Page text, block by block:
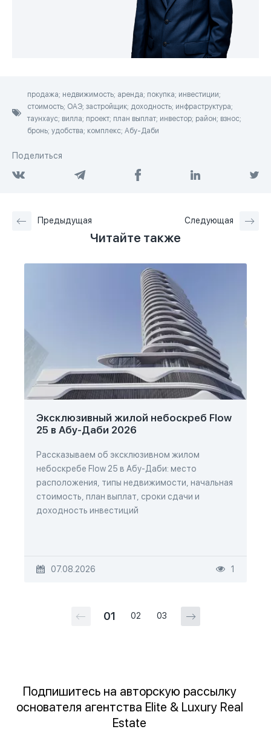
продажа; недвижимость; аренда; покупка; инвестиции;
стоимость; ОАЭ; застройщик; доходность; инфраструктура;
таунхаус; вилла; проект; план выплат; инвестор; район; взнос;
бронь; удобства; комплекс; Абу-Даби
Поделиться
Предыдущая Следующая
Читайте также
Эксклюзивный жилой небоскреб Flow
25 в Абу-Даби 2026
Рассказываем об эксклюзивном жилом
небоскребе Flow 25 в Абу-Даби: место
расположения, типы недвижимости, начальная
стоимость, план выплат, сроки сдачи и
доходность инвестиций
07.08.2026 1
01 02 03
Подпишитесь на авторскую рассылку
основателя агентства Elite & Luxury Real
Estate